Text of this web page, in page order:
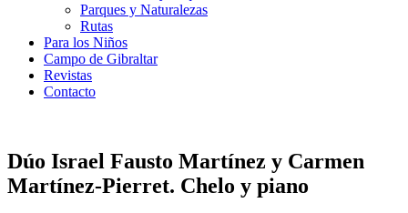
Parques y Naturalezas
Rutas
Para los Niños
Campo de Gibraltar
Revistas
Contacto
Dúo Israel Fausto Martínez y Carmen
Martínez-Pierret. Chelo y piano